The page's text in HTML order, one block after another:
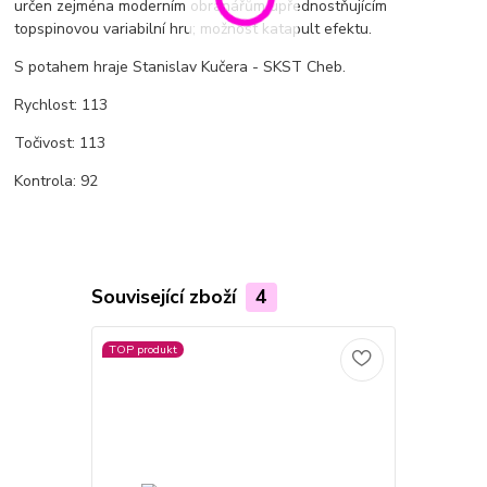
určen zejména moderním obranářům upřednostňujícím
topspinovou variabilní hru; možnost katapult efektu.
S potahem hraje Stanislav Kučera - SKST Cheb.
Rychlost: 113
Točivost: 113
Kontrola: 92
Související zboží 4
TOP produkt